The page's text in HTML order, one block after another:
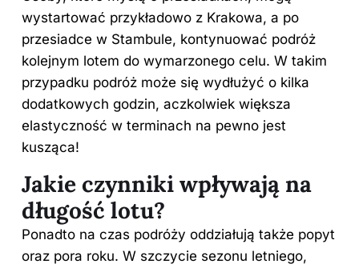
wystartować przykładowo z Krakowa, a po
przesiadce w Stambule, kontynuować podróż
kolejnym lotem do wymarzonego celu. W takim
przypadku podróż może się wydłużyć o kilka
dodatkowych godzin, aczkolwiek większa
elastyczność w terminach na pewno jest
kusząca!
Jakie czynniki wpływają na
długość lotu?
Ponadto na czas podróży oddziałują także popyt
oraz pora roku. W szczycie sezonu letniego,